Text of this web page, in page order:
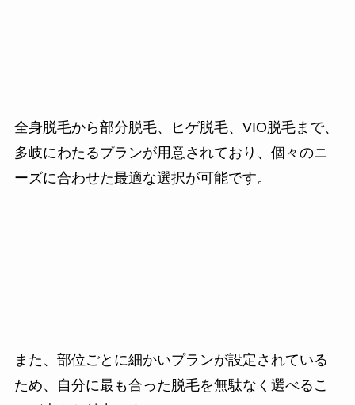
全身脱毛から部分脱毛、ヒゲ脱毛、VIO脱毛まで、
多岐にわたるプランが用意されており、個々のニ
ーズに合わせた最適な選択が可能です。
また、部位ごとに細かいプランが設定されている
ため、自分に最も合った脱毛を無駄なく選べるこ